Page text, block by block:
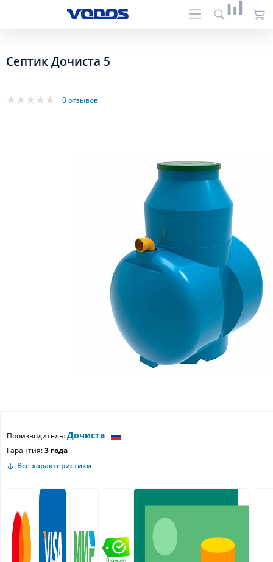
Септик Дочиста 5
0 отзывов
Производитель:Дочиста
Гарантия:3 года
Все характеристики